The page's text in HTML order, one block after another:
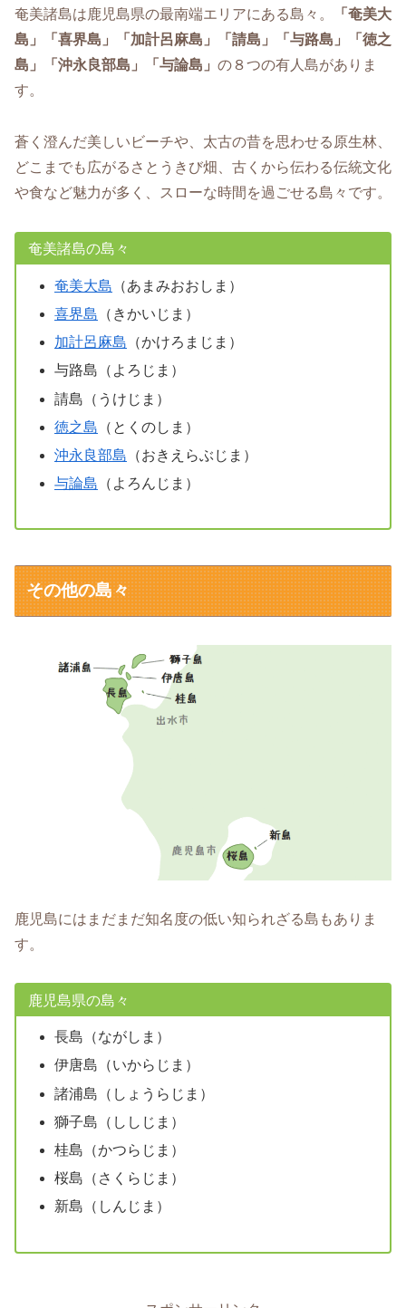
奄美諸島は鹿児島県の最南端エリアにある島々。
「奄美大
島」「喜界島」「加計呂麻島」「請島」「与路島」「徳之
島」「沖永良部島」「与論島」 の８つの有人島がありま
す。
蒼く澄んだ美しいビーチや、太古の昔を思わせる原生林、
どこまでも広がるさとうきび畑、古くから伝わる伝統文化
や食など魅力が多く、スローな時間を過ごせる島々です。
奄美諸島の島々
奄美大島 （あまみおおしま）
喜界島 （きかいじま）
加計呂麻島 （かけろまじま）
与路島（よろじま）
請島（うけじま）
徳之島 （とくのしま）
沖永良部島 （おきえらぶじま）
与論島 （よろんじま）
その他の島々
鹿児島にはまだまだ知名度の低い知られざる島もありま
す。
鹿児島県の島々
長島（ながしま）
伊唐島（いからじま）
諸浦島（しょうらじま）
獅子島（ししじま）
桂島（かつらじま）
桜島（さくらじま）
新島（しんじま）